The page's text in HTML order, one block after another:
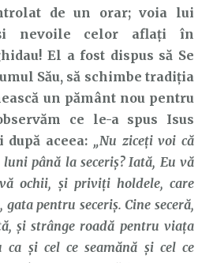
de un orar; voia lui
și nevoile celor aflați în
El a fost dispus să Se
Său, să schimbe tradiția
un pământ nou pentru
ce le-a spus Isus
aceea: „Nu ziceți voi că
până la seceriș? Iată, Eu vă
ochii, și priviți holdele, care
pentru seceriș. Cine seceră,
și strânge roadă pentru viața
ca și cel ce seamănă și cel ce